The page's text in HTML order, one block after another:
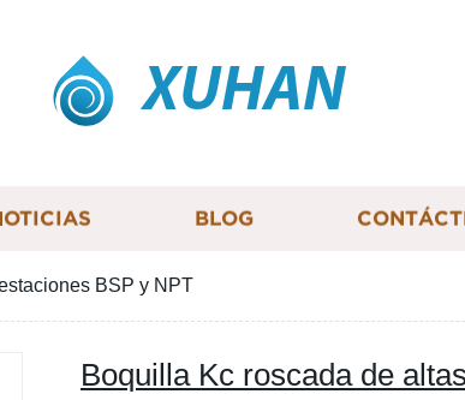
XUHAN
BLOG
BSP y NPT
Boquilla Kc roscada de